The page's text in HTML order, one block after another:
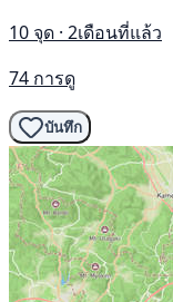
10 จุด · 2เดือนที่แล้ว
74 การดู
บันทึก